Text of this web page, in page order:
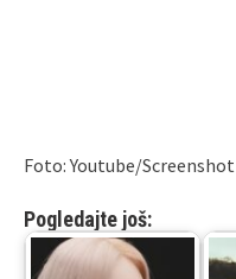
Foto: Youtube/Screenshot
Pogledajte još: